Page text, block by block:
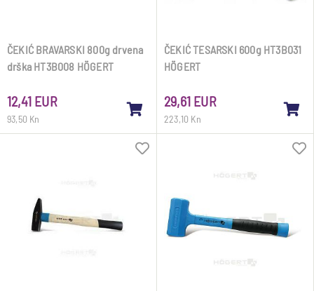
ČEKIĆ BRAVARSKI 800g drvena
drška HT3B008 HÖGERT
93,50 Kn
12,41 EUR
ČEKIĆ TESARSKI 600g HT3B031
HÖGERT
223,10 Kn
29,61 EUR